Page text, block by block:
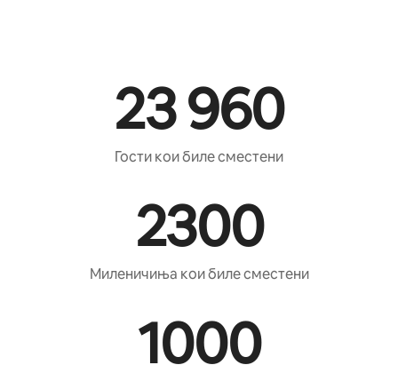
23 960
Гости кои биле сместени
2300
Миленичиња кои биле сместени
1000